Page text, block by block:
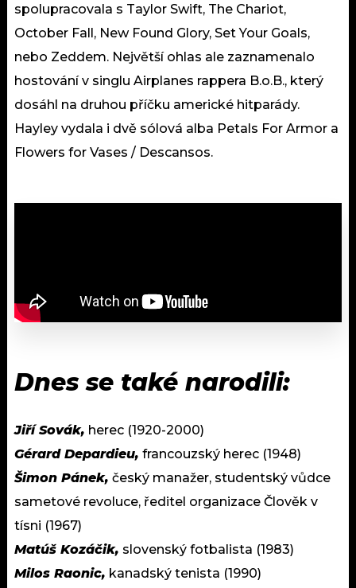
spolupracovala s Taylor Swift, The Chariot,
October Fall, New Found Glory, Set Your Goals,
nebo Zeddem. Největší ohlas ale zaznamenalo
hostování v singlu Airplanes rappera B.o.B., který
dosáhl na druhou příčku americké hitparády.
Hayley vydala i dvě sólová alba Petals For Armor a
Flowers for Vases / Descansos.
Dnes se také narodili:
Jiří Sovák, herec (1920-2000)
Gérard Depardieu, francouzský herec (1948)
Šimon Pánek, český manažer, studentský vůdce
sametové revoluce, ředitel organizace Člověk v
tísni (1967)
Matúš Kozáčik, slovenský fotbalista (1983)
Milos Raonic, kanadský tenista (1990)